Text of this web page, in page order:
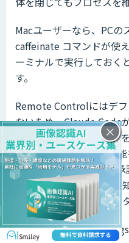
Macユーザーなら、PCの
caffeinate コマンドが使
ーミナルで実行しておく
す。
Remote Controlにはデ
ないため、Claude Code
いことがあります。これ
のNotification Hook機能
permission_prompt（
イドル状態）に対して
ば、入力が必要になった
通知は ~/.claude/
×